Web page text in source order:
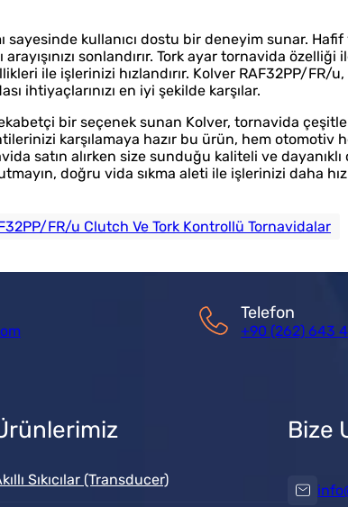
kullanıcı dostu bir deneyim sunar. Hafif
sonlandırır. Tork ayar tornavida özelliği
ile işlerinizi hızlandırır. Kolver RAF32PP/FR/
ihtiyaçlarınızı en iyi şekilde karşılar.
bir seçenek sunan Kolver, tornavida
karşılamaya hazır bu ürün, hem otomotiv
satın alırken size sunduğu kaliteli ve
doğru vida sıkma aleti ile işlerinizi daha
FR/u Clutch Ve Tork Kontrollü Tornavidalar
Telefon
+90 (262) 643
Sıkıcılar (Transducer)
Bize